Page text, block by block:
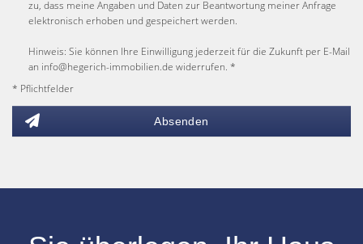
zu, dass meine Angaben und Daten zur Beantwortung meiner Anfrage
elektronisch erhoben und gespeichert werden.
Hinweis: Sie können Ihre Einwilligung jederzeit für die Zukunft per E-Mail
an info@hegerich-immobilien.de widerrufen. *
* Pflichtfelder
Absenden